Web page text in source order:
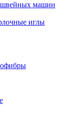
машин
иглы